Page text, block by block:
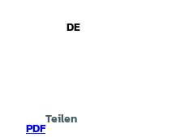
Gebärdensprache
DE
PDF
Teilen